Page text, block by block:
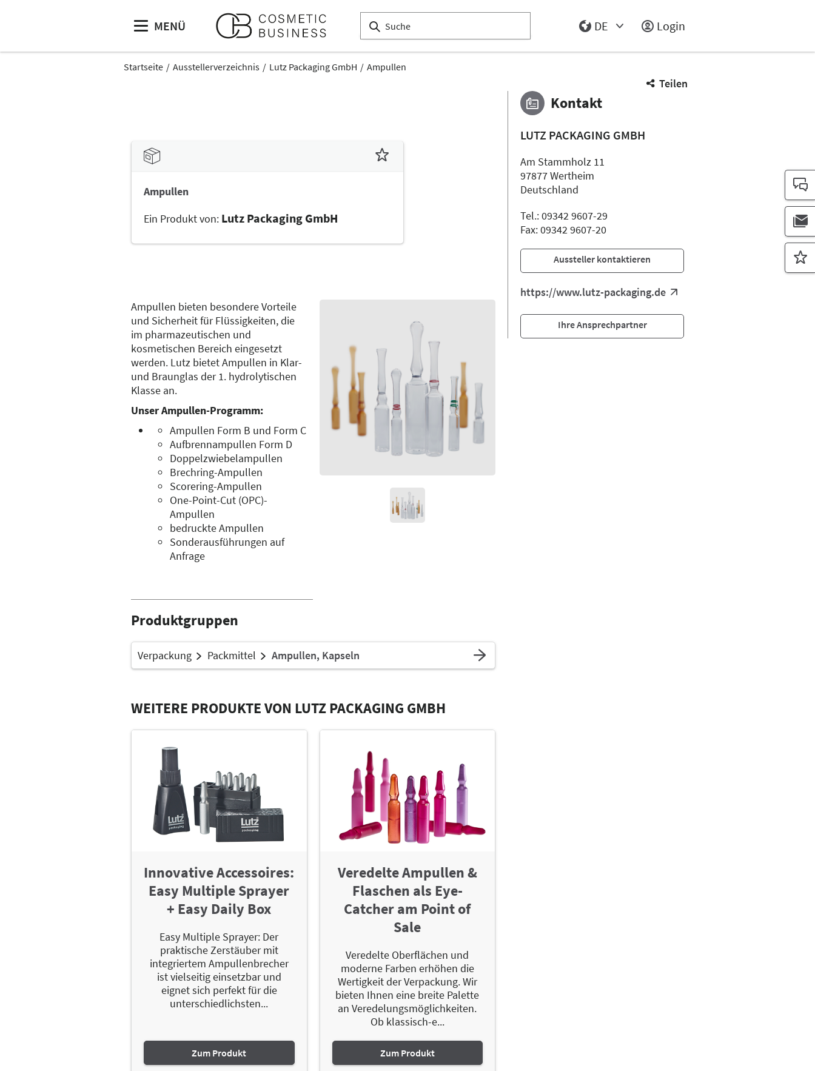
MENÜ
DE
Login
Startseite Ausstellerverzeichnis Lutz Packaging GmbH Ampullen
Teilen
Ampullen
Ein Produkt von: Lutz Packaging GmbH
Ampullen bieten besondere Vorteile
und Sicherheit für Flüssigkeiten, die
im pharmazeutischen und
kosmetischen Bereich eingesetzt
werden. Lutz bietet Ampullen in Klar-
und Braunglas der 1. hydrolytischen
Klasse an.
Unser Ampullen-Programm:
Ampullen Form B und Form C
Aufbrennampullen Form D
Doppelzwiebelampullen
Brechring-Ampullen
Scorering-Ampullen
One-Point-Cut (OPC)-
Ampullen
bedruckte Ampullen
Sonderausführungen auf
Anfrage
Produktgruppen
Verpackung Packmittel Ampullen, Kapseln
WEITERE PRODUKTE VON LUTZ PACKAGING GMBH
Innovative Accessoires:
Easy Multiple Sprayer
+ Easy Daily Box
Easy Multiple Sprayer: Der
praktische Zerstäuber mit
integriertem Ampullenbrecher
ist vielseitig einsetzbar und
eignet sich perfekt für die
unterschiedlichsten...
Zum Produkt
Veredelte Ampullen &
Flaschen als Eye-
Catcher am Point of
Sale
Veredelte Oberflächen und
moderne Farben erhöhen die
Wertigkeit der Verpackung. Wir
bieten Ihnen eine breite Palette
an Veredelungsmöglichkeiten.
Ob klassisch-e...
Zum Produkt
Kontakt
LUTZ PACKAGING GMBH
Am Stammholz 11
97877 Wertheim
Deutschland
Tel.: 09342 9607-29
Fax: 09342 9607-20
Aussteller kontaktieren
https://www.lutz-packaging.de
Ihre Ansprechpartner